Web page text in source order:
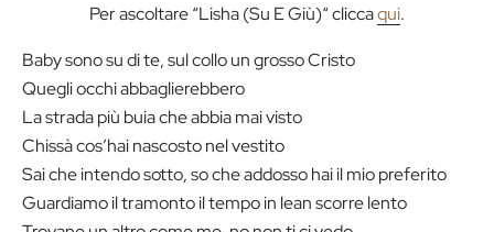
Per ascoltare “Lisha (Su E Giù)“ cliccaqui.
Baby sono su di te, sul collo un grosso Cristo
Quegli occhi abbaglierebbero
La strada più buia che abbia mai visto
Chissà cos’hai nascosto nel vestito
Sai che intendo sotto, so che addosso hai il mio preferito
Guardiamo il tramonto il tempo in lean scorre lento